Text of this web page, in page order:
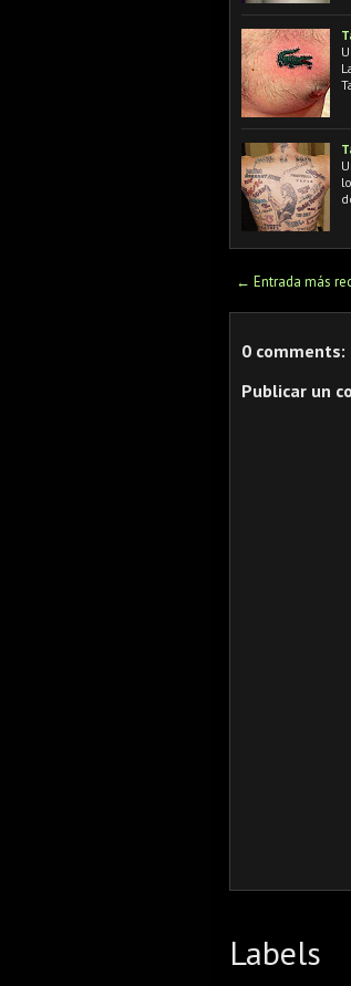
← Entrada más
0 comments:
Publicar un
Labels